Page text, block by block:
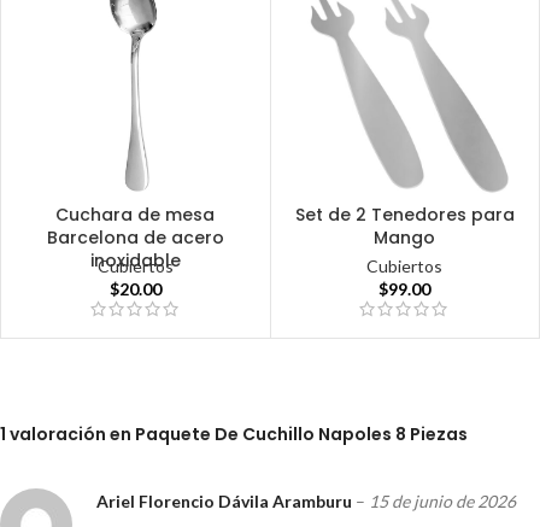
Cuchara de mesa
Barcelona de acero
inoxidable
Cubiertos
$20.00
Set de 2 Tenedores para
Mango
Cubiertos
$99.00
1 valoración en Paquete De Cuchillo Napoles 8 Piezas
Ariel Florencio Dávila Aramburu – 15 de junio de 2026